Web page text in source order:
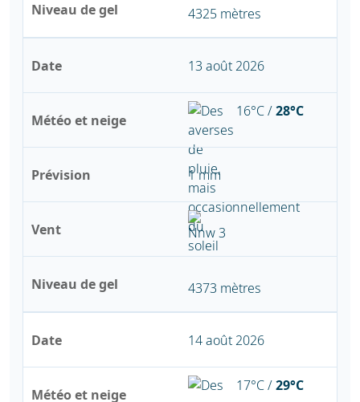
Niveau de gel 4325 mètres
Date
Météo et neige
Prévision
Vent
Niveau de gel
13 août 2026
16°C /28°C
1 mm
4373 mètres
Date
Météo et neige
14 août 2026
17°C /29°C